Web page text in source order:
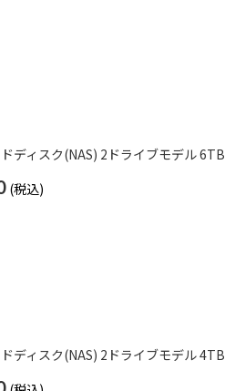
ディスク(NAS) 2ドライブモデル 6TB
ディスク(NAS) 2ドライブモデル 4TB